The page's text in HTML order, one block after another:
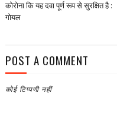
कोरोना कि यह दवा पूर्ण रूप से सुरक्षित है :
गोयल
POST A COMMENT
कोई टिप्पणी नहीं